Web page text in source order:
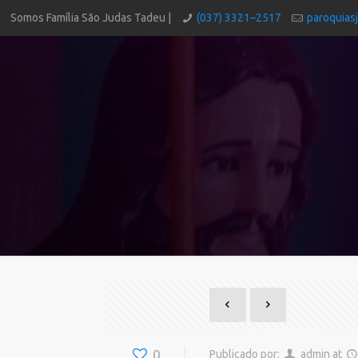
Somos Família São Judas Tadeu | (037) 3321–2517
0 Publicado por: admin at